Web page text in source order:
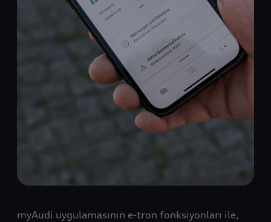
myAudi uygulamasının e-tron fonksiyonları ile,